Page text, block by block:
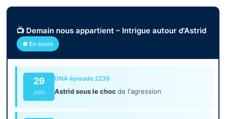
📺 Demain nous appartient – Intrigue autour d'Astrid
● En cours
29
JUIN
DNA épisode 2236
Astrid sous le chocde l'agression